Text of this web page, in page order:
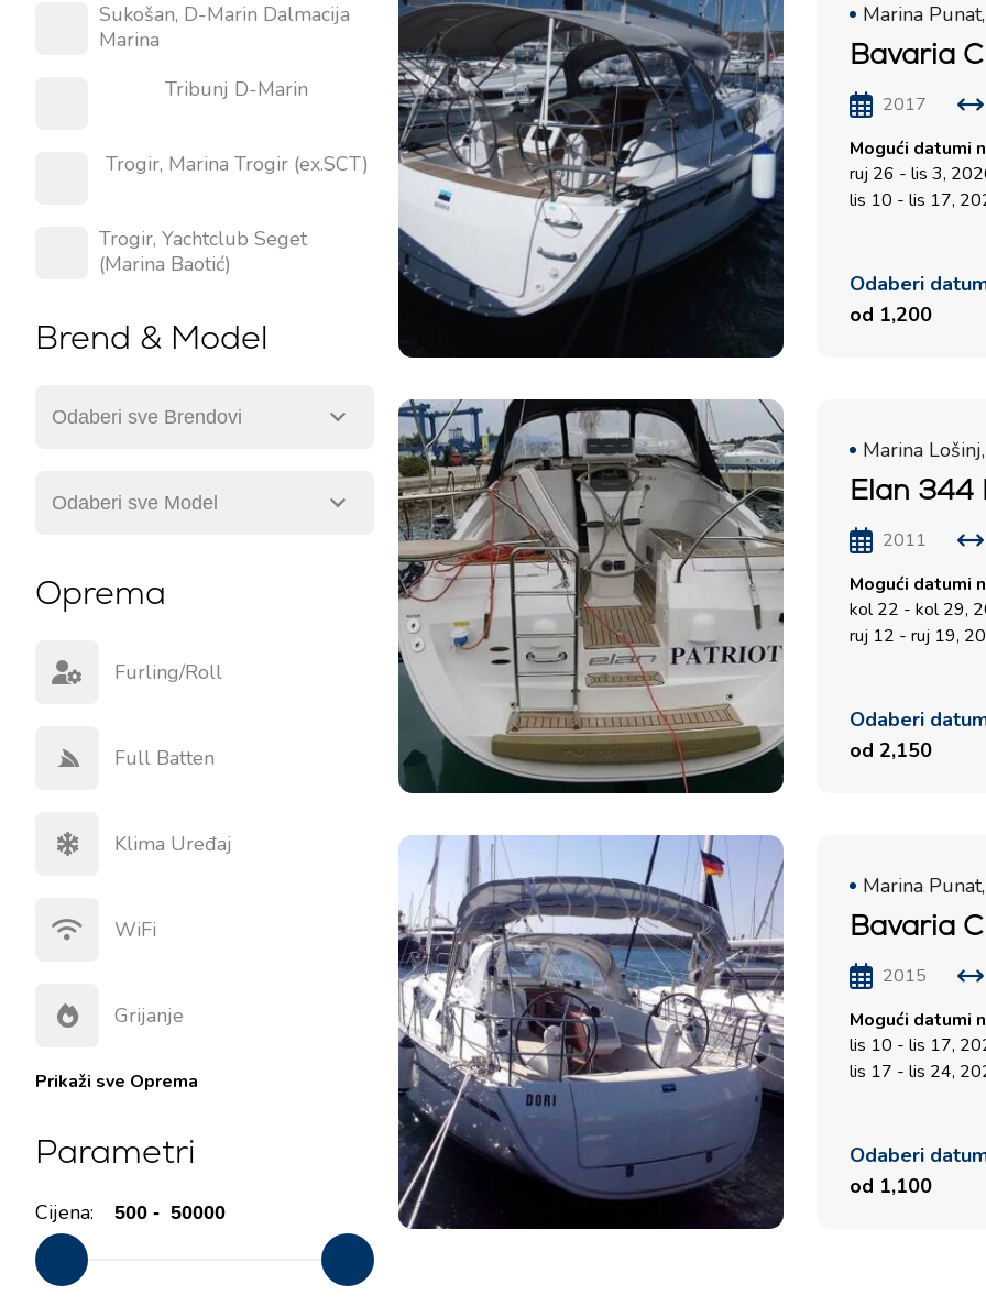
Marina
Bavaria
2017
Mogući datumi
ruj 26 - lis 3,
lis 10 - lis 17,
Odaberi
od 1,200
Marina
Elan 344
2011
Mogući datumi
kol 22 - kol 29,
ruj 12 - ruj 19,
Odaberi
od 2,150
Marina
Bavaria
2015
Mogući datumi
lis 10 - lis 17,
lis 17 - lis 24,
Odaberi
od 1,100
Sukošan, D-Marin Dalmacija
Marina
Tribunj D-Marin
Trogir, Marina Trogir (ex.SCT)
Trogir, Yachtclub Seget
(Marina Baotić)
Brend & Model
Oprema
Furling/roll
Full Batten
Klima Uređaj
WiFi
Grijanje
Prikaži sve Oprema
Parametri
Cijena:
Novosti / Blog
Jedrilice
Motorni katamarani
Najam bez posade
Najam sa skiperom
Najam s posadom
Charter Management
Valovie - Asistent za
Jedrenje
Bali katamarani za najam
Zadarska Regija
Biograd na Moru
Šibenska regija
Vodice
Rogoznica
Splitska regija
Trogir
Dubrovnik
Istra